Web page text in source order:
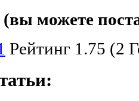
(вы можете
Рейтинг 1.75 (2